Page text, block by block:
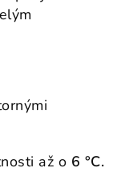
až o 6 °C.